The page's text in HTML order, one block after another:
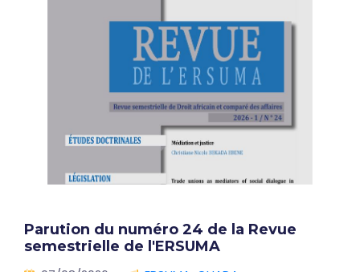
Parution du numéro 24 de la Revue
semestrielle de l'ERSUMA